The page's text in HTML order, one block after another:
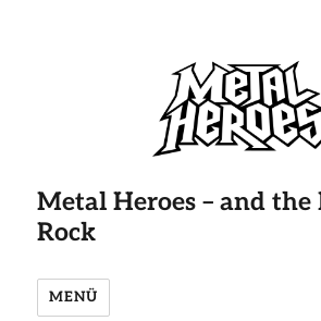
Metal Heroes – and the
Rock
MENÜ